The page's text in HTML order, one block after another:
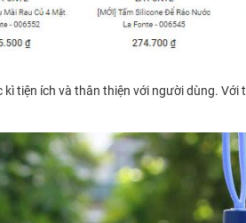
tiện ích và thân thiện với người dùng.